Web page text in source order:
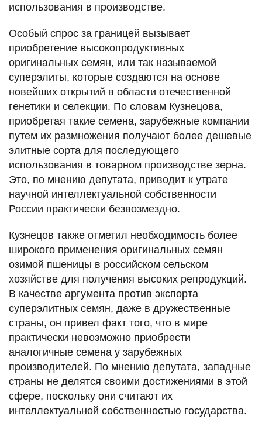
использования в производстве.
Особый спрос за границей вызывает
приобретение высокопродуктивных
оригинальных семян, или так называемой
суперэлиты, которые создаются на основе
новейших открытий в области отечественной
генетики и селекции. По словам Кузнецова,
приобретая такие семена, зарубежные компании
путем их размножения получают более дешевые
элитные сорта для последующего
использования в товарном производстве зерна.
Это, по мнению депутата, приводит к утрате
научной интеллектуальной собственности
России практически безвозмездно.
Кузнецов также отметил необходимость более
широкого применения оригинальных семян
озимой пшеницы в российском сельском
хозяйстве для получения высоких репродукций.
В качестве аргумента против экспорта
суперэлитных семян, даже в дружественные
страны, он привел факт того, что в мире
практически невозможно приобрести
аналогичные семена у зарубежных
производителей. По мнению депутата, западные
страны не делятся своими достижениями в этой
сфере, поскольку они считают их
интеллектуальной собственностью государства.